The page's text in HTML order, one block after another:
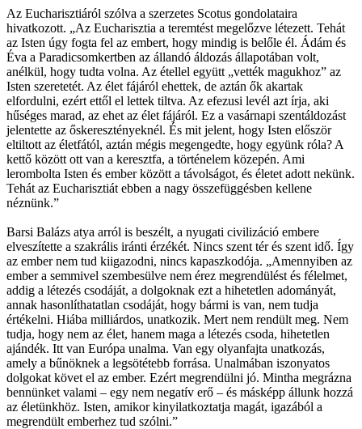
Az Eucharisztiáról szólva a szerzetes Scotus gondolataira
hivatkozott. „Az Eucharisztia a teremtést megelőzve létezett. Tehát
az Isten úgy fogta fel az embert, hogy mindig is belőle él. Ádám és
Éva a Paradicsomkertben az állandó áldozás állapotában volt,
anélkül, hogy tudta volna. Az étellel együtt „vették magukhoz” az
Isten szeretetét. Az élet fájáról ehettek, de aztán ők akartak
elfordulni, ezért ettől el lettek tiltva. Az efezusi levél azt írja, aki
hűséges marad, az ehet az élet fájáról. Ez a vasárnapi szentáldozást
jelentette az őskeresztényeknél. És mit jelent, hogy Isten először
eltiltott az életfától, aztán mégis megengedte, hogy együnk róla? A
kettő között ott van a keresztfa, a történelem közepén. Ami
lerombolta Isten és ember között a távolságot, és életet adott nekünk.
Tehát az Eucharisztiát ebben a nagy összefüggésben kellene
néznünk.”
Barsi Balázs atya arról is beszélt, a nyugati civilizáció embere
elveszítette a szakrális iránti érzékét. Nincs szent tér és szent idő. Így
az ember nem tud kiigazodni, nincs kapaszkodója. „Amennyiben az
ember a semmivel szembesülve nem érez megrendülést és félelmet,
addig a létezés csodáját, a dolgoknak ezt a hihetetlen adományát,
annak hasonlíthatatlan csodáját, hogy bármi is van, nem tudja
értékelni. Hiába milliárdos, unatkozik. Mert nem rendült meg. Nem
tudja, hogy nem az élet, hanem maga a létezés csoda, hihetetlen
ajándék. Itt van Európa unalma. Van egy olyanfajta unatkozás,
amely a bűnöknek a legsötétebb forrása. Unalmában iszonyatos
dolgokat követ el az ember. Ezért megrendülni jó. Mintha megrázna
bennünket valami – egy nem negatív erő – és másképp állunk hozzá
az életünkhöz. Isten, amikor kinyilatkoztatja magát, igazából a
megrendült emberhez tud szólni.”